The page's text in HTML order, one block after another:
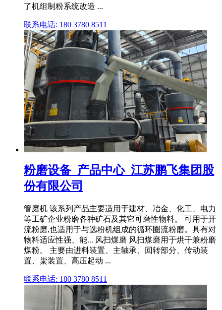
了机组制粉系统改造 ...
联系电话: 180 3780 8511
粉磨设备_产品中心_江苏鹏飞集团股
份有限公司
管磨机 该系列产品主要适用于建材、冶金、化工、电力
等工矿企业粉磨各种矿石及其它可磨性物料。 可用于开
流粉磨,也适用于与选粉机组成的循环圈流粉磨。具有对
物料适应性强、能... 风扫煤磨 风扫煤磨用于烘干兼粉磨
煤粉。 主要由进料装置、主轴承、回转部分、传动装
置、粜装置、高压起动 ...
联系电话: 180 3780 8511